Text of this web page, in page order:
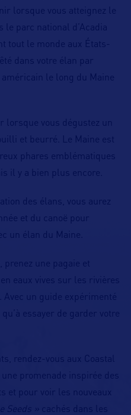
lorsque vous atteignez le
le parc national d’Acadia
tout le monde aux États-
dans votre élan par
le long du Maine
lorsque vous dégustez un
et beurré. Le Maine est
phares emblématiques
il y a bien plus encore.
des élans, vous aurez
et du canoë pour
un élan du Maine.
une pagaie et
eaux vives sur les rivières
Avec un guide expérimenté
essayer de garder votre
rendez-vous aux Coastal
promenade inspirée des
et pour voir les nouveaux
Seeds »
cachés dans les